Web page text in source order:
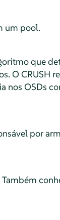
um pool.
que
O CRUSH
nos OSDs
por